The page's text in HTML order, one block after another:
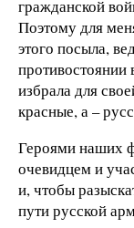
гражданской
Поэтому для
этого посыла,
противостоянии
избрала для
красные, а –
Героями наших
очевидцем и
и, чтобы
пути русской